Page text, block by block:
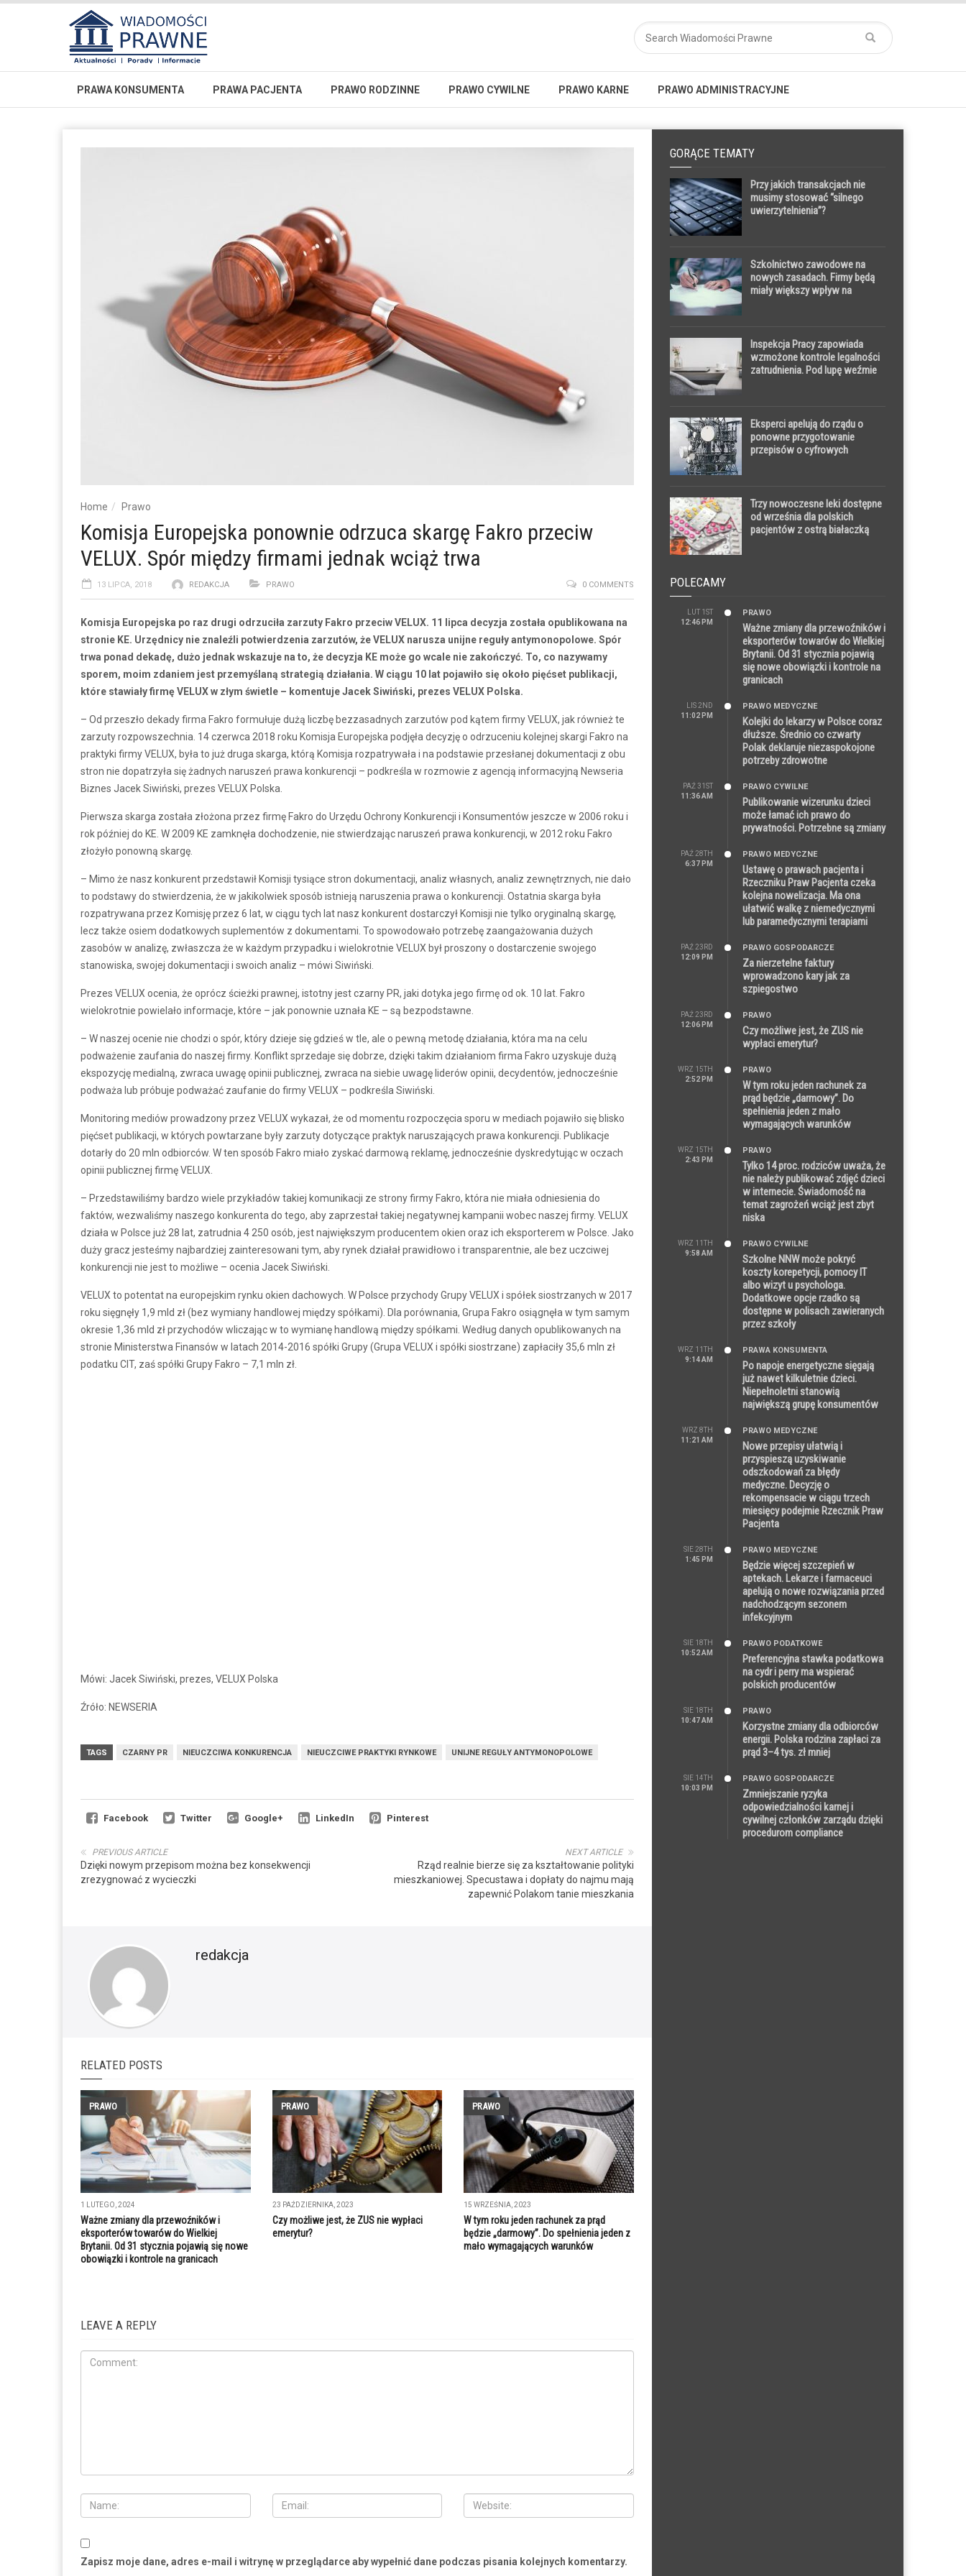
PRAWA KONSUMENTA PRAWA PACJENTA PRAWO RODZINNE PRAWO CYWILNE PRAWO KARNE PRAWO ADMINISTRACYJNE
Home Prawo
Komisja Europejska ponownie odrzuca skargę Fakro przeciw
VELUX. Spór między firmami jednak wciąż trwa
13 LIPCA, 2018 REDAKCJA PRAWO 0 COMMENTS
Komisja Europejska po raz drugi odrzuciła zarzuty Fakro przeciw VELUX. 11 lipca decyzja została opublikowana na
stronie KE. Urzędnicy nie znaleźli potwierdzenia zarzutów, że VELUX narusza unijne reguły antymonopolowe. Spór
trwa ponad dekadę, dużo jednak wskazuje na to, że decyzja KE może go wcale nie zakończyć. To, co nazywamy
sporem, moim zdaniem jest przemyślaną strategią działania. W ciągu 10 lat pojawiło się około pięćset publikacji,
które stawiały firmę VELUX w złym świetle – komentuje Jacek Siwiński, prezes VELUX Polska.
– Od przeszło dekady firma Fakro formułuje dużą liczbę bezzasadnych zarzutów pod kątem firmy VELUX, jak również te
zarzuty rozpowszechnia. 14 czerwca 2018 roku Komisja Europejska podjęła decyzję o odrzuceniu kolejnej skargi Fakro na
praktyki firmy VELUX, była to już druga skarga, którą Komisja rozpatrywała i na podstawie przesłanej dokumentacji z obu
stron nie dopatrzyła się żadnych naruszeń prawa konkurencji – podkreśla w rozmowie z agencją informacyjną Newseria
Biznes Jacek Siwiński, prezes VELUX Polska.
Pierwsza skarga została złożona przez firmę Fakro do Urzędu Ochrony Konkurencji i Konsumentów jeszcze w 2006 roku i
rok później do KE. W 2009 KE zamknęła dochodzenie, nie stwierdzając naruszeń prawa konkurencji, w 2012 roku Fakro
złożyło ponowną skargę.
– Mimo że nasz konkurent przedstawił Komisji tysiące stron dokumentacji, analiz własnych, analiz zewnętrznych, nie dało
to podstawy do stwierdzenia, że w jakikolwiek sposób istnieją naruszenia prawa o konkurencji. Ostatnia skarga była
rozpatrywana przez Komisję przez 6 lat, w ciągu tych lat nasz konkurent dostarczył Komisji nie tylko oryginalną skargę,
lecz także osiem dodatkowych suplementów z dokumentami. To spowodowało potrzebę zaangażowania dużych
zasobów w analizę, zwłaszcza że w każdym przypadku i wielokrotnie VELUX był proszony o dostarczenie swojego
stanowiska, swojej dokumentacji i swoich analiz – mówi Siwiński.
Prezes VELUX ocenia, że oprócz ścieżki prawnej, istotny jest czarny PR, jaki dotyka jego firmę od ok. 10 lat. Fakro
wielokrotnie powielało informacje, które – jak ponownie uznała KE – są bezpodstawne.
– W naszej ocenie nie chodzi o spór, który dzieje się gdzieś w tle, ale o pewną metodę działania, która ma na celu
podważenie zaufania do naszej firmy. Konflikt sprzedaje się dobrze, dzięki takim działaniom firma Fakro uzyskuje dużą
ekspozycję medialną, zwraca uwagę opinii publicznej, zwraca na siebie uwagę liderów opinii, decydentów, jednocześnie
podważa lub próbuje podważać zaufanie do firmy VELUX – podkreśla Siwiński.
Monitoring mediów prowadzony przez VELUX wykazał, że od momentu rozpoczęcia sporu w mediach pojawiło się blisko
pięćset publikacji, w których powtarzane były zarzuty dotyczące praktyk naruszających prawa konkurencji. Publikacje
dotarły do 20 mln odbiorców. W ten sposób Fakro miało zyskać darmową reklamę, jednocześnie dyskredytując w oczach
opinii publicznej firmę VELUX.
– Przedstawiliśmy bardzo wiele przykładów takiej komunikacji ze strony firmy Fakro, która nie miała odniesienia do
faktów, wezwaliśmy naszego konkurenta do tego, aby zaprzestał takiej negatywnej kampanii wobec naszej firmy. VELUX
działa w Polsce już 28 lat, zatrudnia 4 250 osób, jest największym producentem okien oraz ich eksporterem w Polsce. Jako
duży gracz jesteśmy najbardziej zainteresowani tym, aby rynek działał prawidłowo i transparentnie, ale bez uczciwej
konkurencji nie jest to możliwe – ocenia Jacek Siwiński.
VELUX to potentat na europejskim rynku okien dachowych. W Polsce przychody Grupy VELUX i spółek siostrzanych w 2017
roku sięgnęły 1,9 mld zł (bez wymiany handlowej między spółkami). Dla porównania, Grupa Fakro osiągnęła w tym samym
okresie 1,36 mld zł przychodów wliczając w to wymianę handlową między spółkami. Według danych opublikowanych na
stronie Ministerstwa Finansów w latach 2014-2016 spółki Grupy (Grupa VELUX i spółki siostrzane) zapłaciły 35,6 mln zł
podatku CIT, zaś spółki Grupy Fakro – 7,1 mln zł.
Mówi: Jacek Siwiński, prezes, VELUX Polska
Źróło: NEWSERIA
TAGS CZARNY PR NIEUCZCIWA KONKURENCJA NIEUCZCIWE PRAKTYKI RYNKOWE UNIJNE REGUŁY ANTYMONOPOLOWE
Facebook Twitter Google+ LinkedIn Pinterest
NEXT ARTICLE
Rząd realnie bierze się za kształtowanie polityki
mieszkaniowej. Specustawa i dopłaty do najmu mają
zapewnić Polakom tanie mieszkania
PREVIOUS ARTICLE
Dzięki nowym przepisom można bez konsekwencji
zrezygnować z wycieczki
redakcja
RELATED POSTS
PRAWO
1 LUTEGO, 2024
Ważne zmiany dla przewoźników i
eksporterów towarów do Wielkiej
Brytanii. Od 31 stycznia pojawią się nowe
obowiązki i kontrole na granicach
PRAWO
23 PAŹDZIERNIKA, 2023
Czy możliwe jest, że ZUS nie wypłaci
emerytur?
PRAWO
15 WRZEŚNIA, 2023
W tym roku jeden rachunek za prąd
będzie „darmowy”. Do spełnienia jeden z
mało wymagających warunków
LEAVE A REPLY
Zapisz moje dane, adres e-mail i witrynę w przeglądarce aby wypełnić dane podczas pisania kolejnych komentarzy.
GORĄCE TEMATY
Przy jakich transakcjach nie
musimy stosować “silnego
uwierzytelnienia”?
Szkolnictwo zawodowe na
nowych zasadach. Firmy będą
miały większy wpływ na
Inspekcja Pracy zapowiada
wzmożone kontrole legalności
zatrudnienia. Pod lupę weźmie
Eksperci apelują do rządu o
ponowne przygotowanie
przepisów o cyfrowych
Trzy nowoczesne leki dostępne
od września dla polskich
pacjentów z ostrą białaczką
POLECAMY
LUT 1ST
12:46 PM
PRAWO
Ważne zmiany dla przewoźników i
eksporterów towarów do Wielkiej
Brytanii. Od 31 stycznia pojawią
się nowe obowiązki i kontrole na
granicach
LIS 2ND
11:02 PM
PRAWO MEDYCZNE
Kolejki do lekarzy w Polsce coraz
dłuższe. Średnio co czwarty
Polak deklaruje niezaspokojone
potrzeby zdrowotne
PAŹ 31ST
11:36 AM
PRAWO CYWILNE
Publikowanie wizerunku dzieci
może łamać ich prawo do
prywatności. Potrzebne są zmiany
PAŹ 28TH
6:37 PM
PRAWO MEDYCZNE
Ustawę o prawach pacjenta i
Rzeczniku Praw Pacjenta czeka
kolejna nowelizacja. Ma ona
ułatwić walkę z niemedycznymi
lub paramedycznymi terapiami
PAŹ 23RD
12:09 PM
PRAWO GOSPODARCZE
Za nierzetelne faktury
wprowadzono kary jak za
szpiegostwo
PAŹ 23RD
12:06 PM
PRAWO
Czy możliwe jest, że ZUS nie
wypłaci emerytur?
WRZ 15TH
2:52 PM
PRAWO
W tym roku jeden rachunek za
prąd będzie „darmowy”. Do
spełnienia jeden z mało
wymagających warunków
WRZ 15TH
2:43 PM
PRAWO
Tylko 14 proc. rodziców uważa, że
nie należy publikować zdjęć dzieci
w internecie. Świadomość na
temat zagrożeń wciąż jest zbyt
niska
WRZ 11TH
9:58 AM
PRAWO CYWILNE
Szkolne NNW może pokryć
koszty korepetycji, pomocy IT
albo wizyt u psychologa.
Dodatkowe opcje rzadko są
dostępne w polisach zawieranych
przez szkoły
WRZ 11TH
9:14 AM
PRAWA KONSUMENTA
Po napoje energetyczne sięgają
już nawet kilkuletnie dzieci.
Niepełnoletni stanowią
największą grupę konsumentów
WRZ 8TH
11:21 AM
PRAWO MEDYCZNE
Nowe przepisy ułatwią i
przyspieszą uzyskiwanie
odszkodowań za błędy
medyczne. Decyzję o
rekompensacie w ciągu trzech
miesięcy podejmie Rzecznik Praw
Pacjenta
SIE 28TH
1:45 PM
PRAWO MEDYCZNE
Będzie więcej szczepień w
aptekach. Lekarze i farmaceuci
apelują o nowe rozwiązania przed
nadchodzącym sezonem
infekcyjnym
SIE 18TH
10:52 AM
PRAWO PODATKOWE
Preferencyjna stawka podatkowa
na cydr i perry ma wspierać
polskich producentów
SIE 18TH
10:47 AM
PRAWO
Korzystne zmiany dla odbiorców
energii. Polska rodzina zapłaci za
prąd 3–4 tys. zł mniej
SIE 14TH
10:03 PM
PRAWO GOSPODARCZE
Zmniejszanie ryzyka
odpowiedzialności karnej i
cywilnej członków zarządu dzięki
procedurom compliance